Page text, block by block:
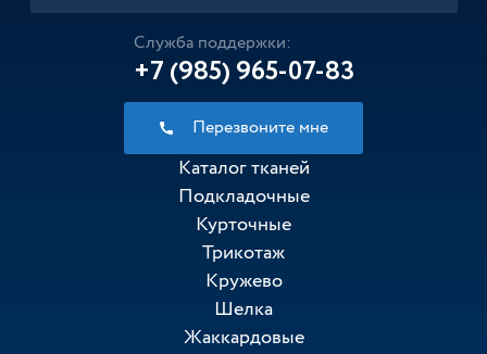
Служба поддержки:
+7 (985) 965-07-83
Перезвоните мне
Каталог тканей
Подкладочные
Курточные
Трикотаж
Кружево
Шелка
Жаккардовые